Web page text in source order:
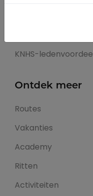
KNHS-ledenvoordeel
Ontdek meer
Routes
Vakanties
Academy
Ritten
Activiteiten